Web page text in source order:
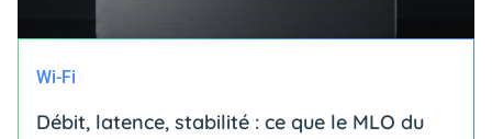
Wi-Fi
Débit, latence, stabilité : ce que le MLO du